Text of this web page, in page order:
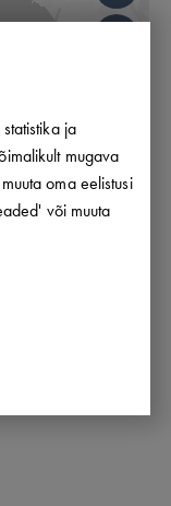
ja
mugava
oma eelistusi
või muuta